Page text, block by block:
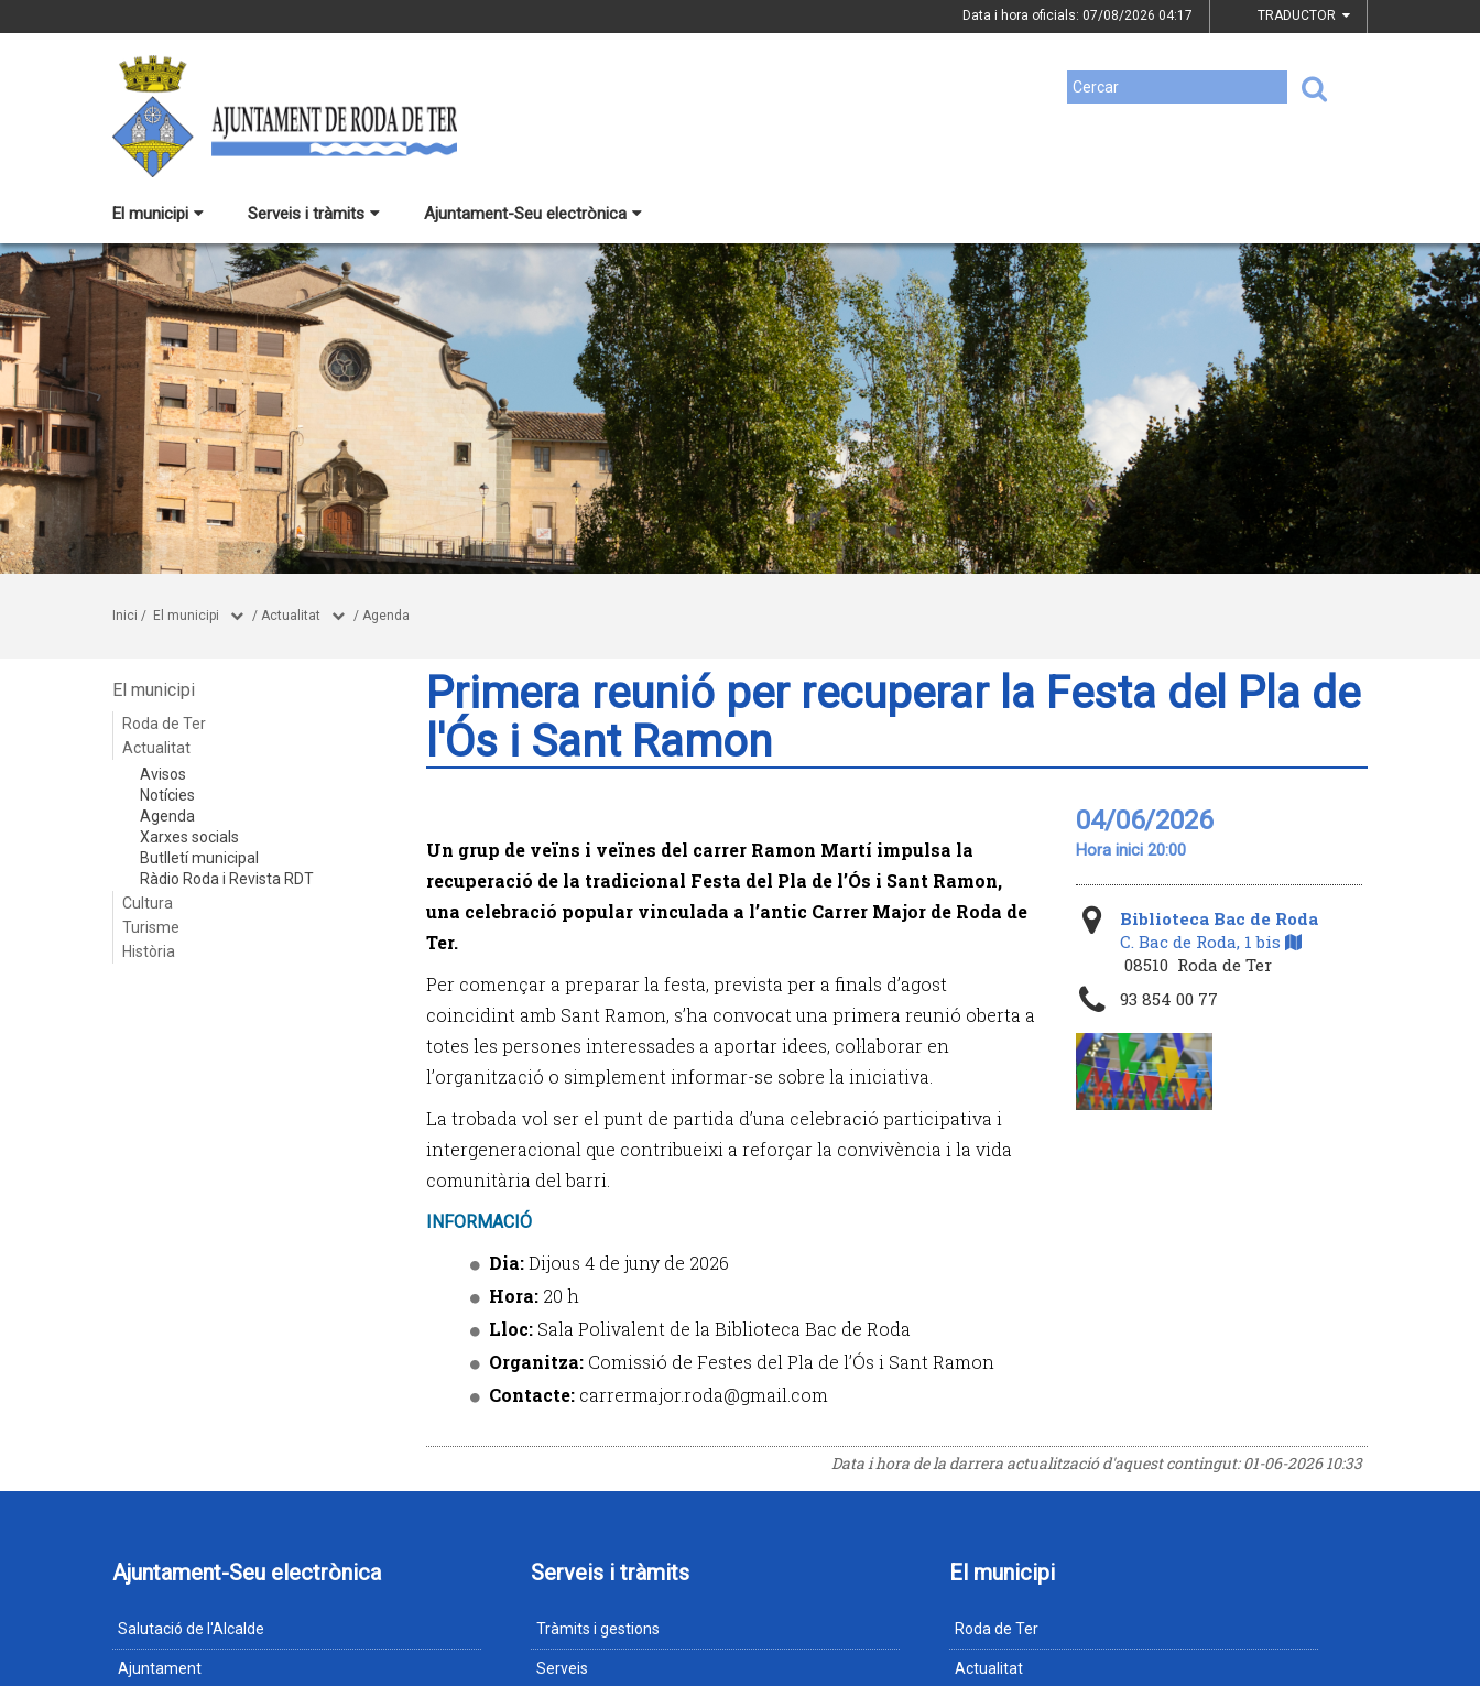
Data i hora oficials: 07/08/2026 04:17 TRADUCTOR
El municipi Serveis i tràmits Ajuntament-Seu electrònica
Inici / El municipi / Actualitat / Agenda
El municipi
Roda de Ter
Actualitat
Avisos
Notícies
Agenda
Xarxes socials
Butlletí municipal
Ràdio Roda i Revista RDT
Cultura
Turisme
Història
Primera reunió per recuperar la Festa del Pla de
l'Ós i Sant Ramon
Un grup de veïns i veïnes del carrer Ramon Martí impulsa la
recuperació de la tradicional Festa del Pla de l’Ós i Sant Ramon,
una celebració popular vinculada a l’antic Carrer Major de Roda de
Ter.
Per començar a preparar la festa, prevista per a finals d’agost
coincidint amb Sant Ramon, s’ha convocat una primera reunió oberta a
totes les persones interessades a aportar idees, col·laborar en
l’organització o simplement informar-se sobre la iniciativa.
La trobada vol ser el punt de partida d’una celebració participativa i
intergeneracional que contribueixi a reforçar la convivència i la vida
comunitària del barri.
INFORMACIÓ
Dia:Dijous 4 de juny de 2026
Hora: 20 h
Lloc: Sala Polivalent de la Biblioteca Bac de Roda
Organitza: Comissió de Festes del Pla de l’Ós i Sant Ramon
Contacte: carrermajor.roda@gmail.com
04/06/2026
Hora inici 20:00
Biblioteca Bac de Roda
C. Bac de Roda, 1 bis
08510 Roda de Ter
93 854 00 77
Data i hora de la darrera actualització d'aquest contingut:01-06-2026 10:33
Ajuntament-Seu electrònica
Salutació de l'Alcalde
Ajuntament
Serveis i tràmits
Tràmits i gestions
Serveis
El municipi
Roda de Ter
Actualitat